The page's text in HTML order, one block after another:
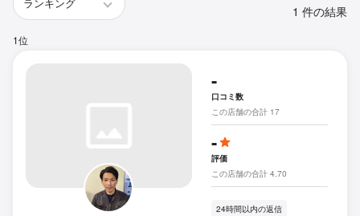
1 件の結果
1位
-
口コミ数
この店舗の合計 17
-
評価
この店舗の合計 4.70
24時間以内の返信